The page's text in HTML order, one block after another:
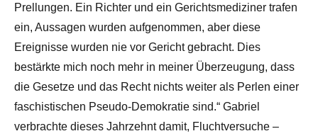
Prellungen. Ein Richter und ein Gerichtsmediziner trafen
ein, Aussagen wurden aufgenommen, aber diese
Ereignisse wurden nie vor Gericht gebracht. Dies
bestärkte mich noch mehr in meiner Überzeugung, dass
die Gesetze und das Recht nichts weiter als Perlen einer
faschistischen Pseudo-Demokratie sind.“ Gabriel
verbrachte dieses Jahrzehnt damit, Fluchtversuche –